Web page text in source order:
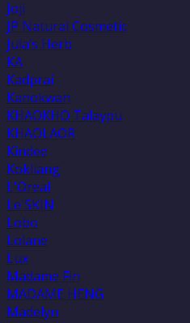
Joji
JP Natural Cosmetic
Jula’s Herb
KA
Kadprai
Kanokwan
KHAOKHO Talaypu
KHAOLAOR
Kindee
Kokliang
L'Oreal
Le'SKIN
Lobo
Lolane
Lux
Madame Fin
MADAME HENG
Madelyn